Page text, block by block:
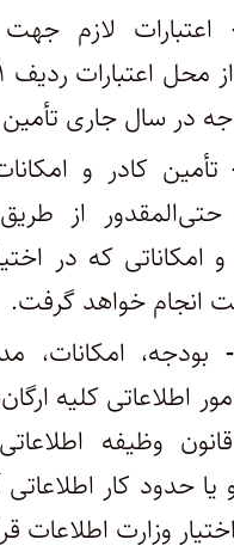
اعتبارات لازم
در سال جاری
تأمین کادر و
حتی‌المقدور از
که در
انجام خواهد گرفت.
بودجه، امکانات،
اطلاعاتی کلیه
وظیفه
یا حدود کار
وزارت اطلاعات